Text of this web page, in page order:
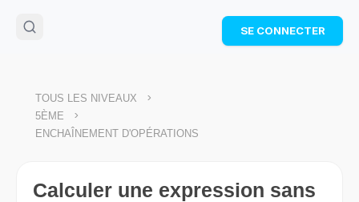
🌴Cahier de vacances offert
: révise les maths cet
Télécharge ton PDF gratuit et progresse avec des
SE CONNECTER
TOUS LES NIVEAUX >
5ÈME >
ENCHAÎNEMENT D'OPÉRATIONS
Calculer une expression sans